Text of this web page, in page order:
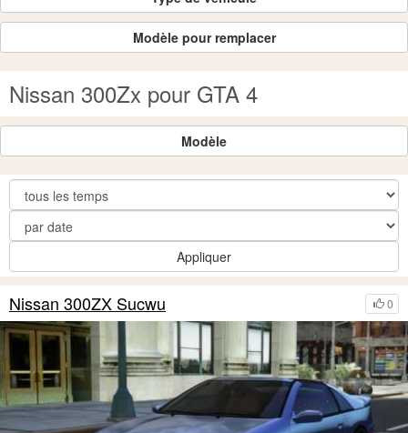
Modèle pour remplacer
Nissan 300Zx pour GTA 4
Modèle
Appliquer
0
Nissan 300ZX Sucwu